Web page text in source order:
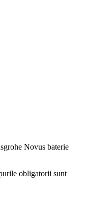
Novus baterie
obligatorii sunt